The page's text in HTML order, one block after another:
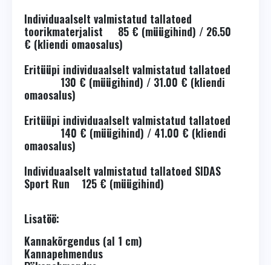
Individuaalselt valmistatud tallatoed
toorikmaterjalist 85 € (müügihind) / 26.50
€ (kliendi omaosalus)
Eritüüpi individuaalselt valmistatud tallatoed
130 € (müügihind) / 31.00 € (kliendi
omaosalus)
Eritüüpi individuaalselt valmistatud tallatoed
140 € (müügihind) / 41.00 € (kliendi
omaosalus)
Individuaalselt valmistatud tallatoed SIDAS
Sport Run 125 € (müügihind)
Lisatöö:
Kannakõrgendus (al 1 cm)
Kannapehmendus